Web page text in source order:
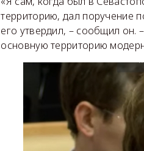
территорию, дал поручение
его утвердил, – сообщил он.
основную территорию